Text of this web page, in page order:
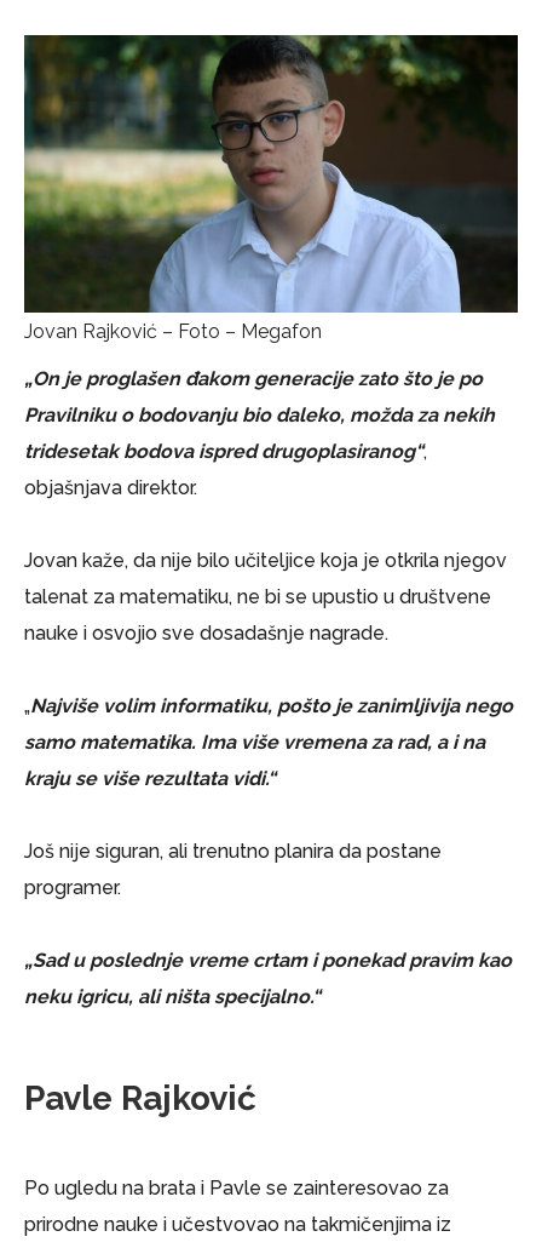
Jovan Rajković – Foto – Megafon
„On je proglašen đakom generacije zato što je po
Pravilniku o bodovanju bio daleko, možda za nekih
tridesetak bodova ispred drugoplasiranog“,
objašnjava direktor.
Jovan kaže, da nije bilo učiteljice koja je otkrila njegov
talenat za matematiku, ne bi se upustio u društvene
nauke i osvojio sve dosadašnje nagrade.
„Najviše volim informatiku, pošto je zanimljivija nego
samo matematika. Ima više vremena za rad, a i na
kraju se više rezultata vidi.“
Još nije siguran, ali trenutno planira da postane
programer.
„Sad u poslednje vreme crtam i ponekad pravim kao
neku igricu, ali ništa specijalno.“
Pavle Rajković
Po ugledu na brata i Pavle se zainteresovao za
prirodne nauke i učestvovao na takmičenjima iz